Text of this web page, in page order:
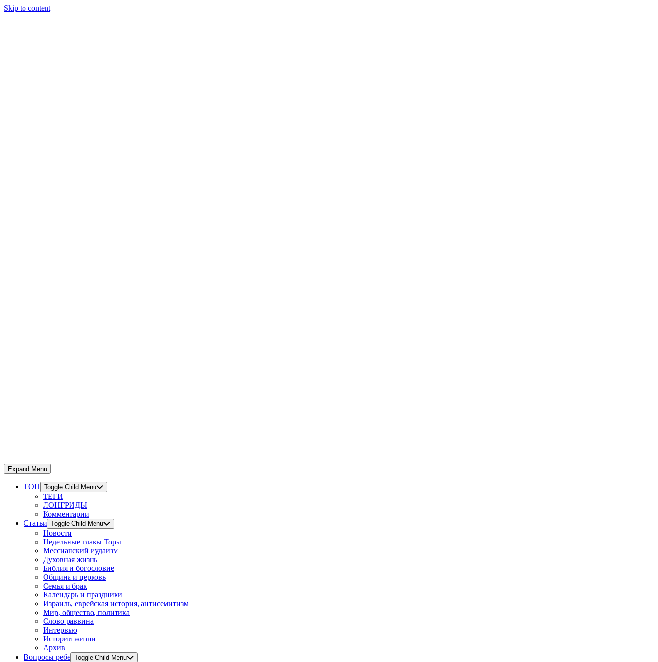
Skip to content
Expand Menu
ТОП Toggle Child Menu
ТЕГИ
ЛОНГРИДЫ
Комментарии
Статьи Toggle Child Menu
Новости
Недельные главы Торы
Мессианский иудаизм
Духовная жизнь
Библия и богословие
Община и церковь
Семья и брак
Календарь и праздники
Израиль, еврейская история, антисемитизм
Мир, общество, политика
Слово раввина
Интервью
Истории жизни
Архив
Вопросы ребе Toggle Child Menu